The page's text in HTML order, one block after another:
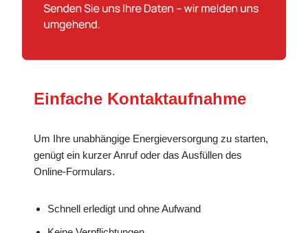
Einfache Kontaktaufnahme
Um Ihre unabhängige Energieversorgung zu starten,
genügt ein kurzer Anruf oder das Ausfüllen des
Online-Formulars.
Schnell erledigt und ohne Aufwand